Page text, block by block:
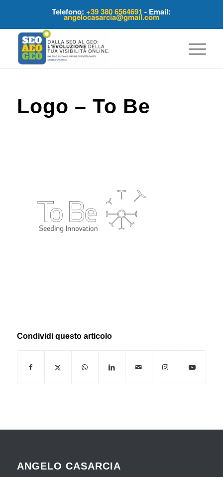
Telefono:+39 380 6564691 - Email:
angelocasarcia@gmail.com
Logo – To Be
Condividi questo articolo
ANGELO CASARCIA